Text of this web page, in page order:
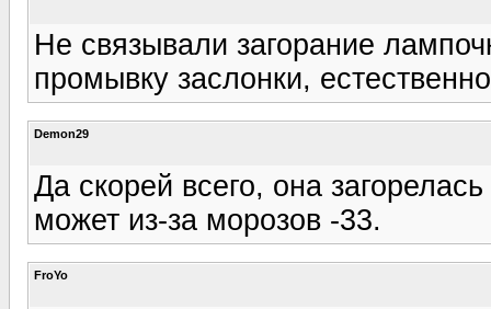
Не связывали загорание
промывку заслонки,
Demon29
Да скорей всего, она
может из-за морозов -33.
FroYo